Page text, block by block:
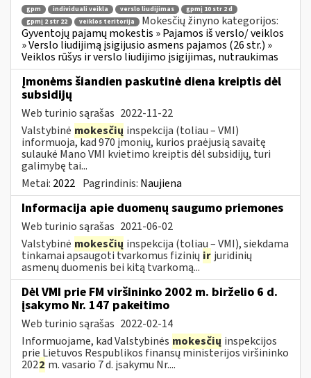
gpm individuali veikla verslo liudijimas
gpmį 10 str 2 d
gpmį 2 str 22
veiklos teritorija
Mokesčių žinyno kategorijos:
Gyventojų pajamų mokestis » Pajamos iš verslo/ veiklos
» Verslo liudijimą įsigijusio asmens pajamos (26 str.) »
Veiklos rūšys ir verslo liudijimo įsigijimas, nutraukimas
Įmonėms šiandien paskutinė diena kreiptis dėl
subsidijų
Web turinio sąrašas 2022-11-22
Valstybinė mokesčių inspekcija (toliau – VMI)
informuoja, kad 970 įmonių, kurios praėjusią savaitę
sulaukė Mano VMI kvietimo kreiptis dėl subsidijų, turi
galimybę tai...
Metai: 2022 Pagrindinis: Naujiena
Informacija apie duomenų saugumo priemones
Web turinio sąrašas 2021-06-02
Valstybinė mokesčių inspekcija (toliau – VMI), siekdama
tinkamai apsaugoti tvarkomus fizinių ir juridinių
asmenų duomenis bei kitą tvarkomą...
Dėl VMI prie FM viršininko 2002 m. birželio 6 d.
įsakymo Nr. 147 pakeitimo
Web turinio sąrašas 2022-02-14
Informuojame, kad Valstybinės mokesčių inspekcijos
prie Lietuvos Respublikos finansų ministerijos viršininko
2022 m. vasario 7 d. įsakymu Nr....